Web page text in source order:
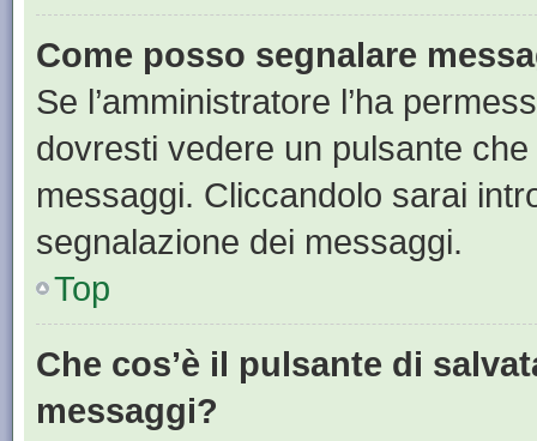
Come posso segnalare
Se l’amministratore l’ha
dovresti vedere un pulsante
messaggi. Cliccandolo sarai
segnalazione dei messaggi.
Top
Che cos’è il pulsante di
messaggi?